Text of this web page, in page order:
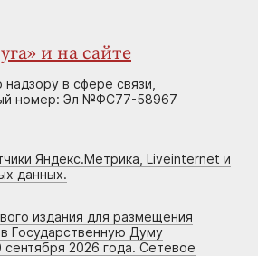
и на сайте
в сфере связи,
номер: Эл №ФС77-58967
Яндекс.Метрика, Liveinternet и
данных.
издания для размещения
Государственную Думу
2026 года. Сетевое